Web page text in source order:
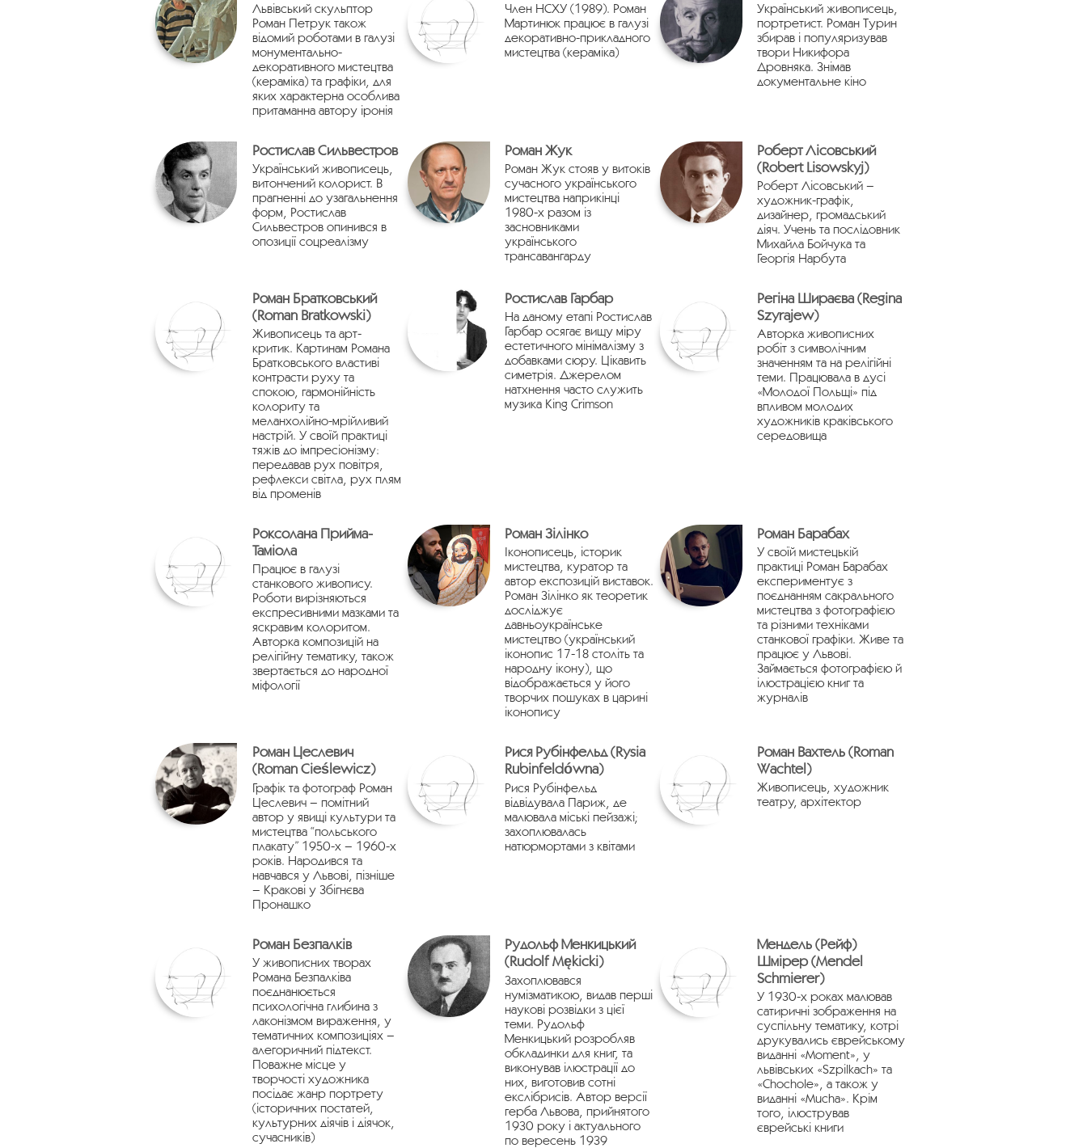
Львівський скульптор
Роман Петрук також
відомий роботами в галузі
монументально-
декоративного мистецтва
(кераміка) та графіки, для
яких характерна особлива
притаманна автору іронія
Член НСХУ (1989). Роман
Мартинюк працює в галузі
декоративно-прикладного
мистецтва (кераміка)
Український живописець,
портретист. Роман Турин
збирав і популяризував
твори Никифора
Дровняка. Знімав
документальне кіно
Ростислав Сильвестров
Український живописець,
витончений колорист. В
прагненні до узагальнення
форм, Ростислав
Сильвестров опинився в
опозиції соцреалізму
Роман Жук
Роман Жук стояв у витоків
сучасного українського
мистецтва наприкінці
1980-х разом із
засновниками
українського
трансавангарду
Роберт Лісовський
(Robert Lisowskyj)
Роберт Лісовський –
художник-графік,
дизайнер, громадський
діяч. Учень та послідовник
Михайла Бойчука та
Георгія Нарбута
Роман Братковський
(Roman Bratkowski)
Живописець та арт-
критик. Картинам Романа
Братковського властиві
контрасти руху та
спокою, гармонійність
колориту та
меланхолійно-мрійливий
настрій. У своїй практиці
тяжів до імпресіонізму:
передавав рух повітря,
рефлекси світла, рух плям
від променів
Ростислав Гарбар
На даному етапі Ростислав
Гарбар осягає вищу міру
естетичного мінімалізму з
добавками сюру. Цікавить
симетрія. Джерелом
натхнення часто служить
музика King Crimson
Регіна Шираєва (Regina
Szyrajew)
Авторка живописних
робіт з символічним
значенням та на релігійні
теми. Працювала в дусі
«Молодої Польщі» під
впливом молодих
художників краківського
середовища
Роксолана Прийма-
Таміола
Працює в галузі
станкового живопису.
Роботи вирізняються
експресивними мазками та
яскравим колоритом.
Авторка композицій на
релігійну тематику, також
звертається до народної
міфології
Роман Зілінко
Іконописець, історик
мистецтва, куратор та
автор експозицій виставок.
Роман Зілінко як теоретик
досліджує
давньоукраїнське
мистецтво (український
іконопис 17-18 століть та
народну ікону), що
відображається у його
творчих пошуках в царині
іконопису
Роман Барабах
У своїй мистецькій
практиці Роман Барабах
експериментує з
поєднанням сакрального
мистецтва з фотографією
та різними техніками
станкової графіки. Живе та
працює у Львові.
Займається фотографією й
ілюстрацією книг та
журналів
Роман Цеслевич
(Roman Cieślewicz)
Графік та фотограф Роман
Цеслевич – помітний
автор у явищі культури та
мистецтва “польського
плакату” 1950-х – 1960-х
років. Народився та
навчався у Львові, пізніше
– Кракові у Збігнєва
Пронашко
Рися Рубінфельд (Rysia
Rubinfeldówna)
Рися Рубінфельд
відвідувала Париж, де
малювала міські пейзажі;
захоплювалась
натюрмортами з квітами
Роман Вахтель (Roman
Wachtel)
Живописець, художник
театру, архітектор
Роман Безпалків
У живописних творах
Романа Безпалківа
поєднанюється
психологічна глибина з
лаконізмом вираження, у
тематичних композиціях –
алегоричний підтекст.
Поважне місце у
творчості художника
посідає жанр портрету
(історичних постатей,
культурних діячів і діячок,
сучасників)
Рудольф Менкицький
(Rudolf Mękicki)
Захоплювався
нумізматикою, видав перші
наукові розвідки з цієї
теми. Рудольф
Менкицький розробляв
обкладинки для книг, та
виконував ілюстрації до
них, виготовив сотні
екслібрисів. Автор версії
герба Львова, прийнятого
1930 року і актуального
по вересень 1939
Мендель (Рейф)
Шмірер (Mendel
Schmierer)
У 1930-х роках малював
сатиричні зображення на
суспільну тематику, котрі
друкувались єврейському
виданні «Moment», у
львівських «Szpilkach» та
«Chochole», а також у
виданні «Mucha». Крім
того, ілюстрував
єврейські книги